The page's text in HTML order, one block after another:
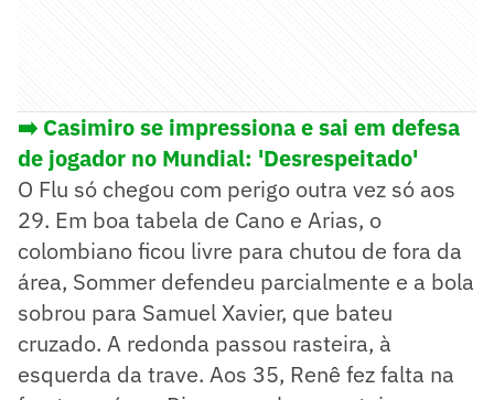
➡️ Casimiro se impressiona e sai em defesa
de jogador no Mundial: 'Desrespeitado'
O Flu só chegou com perigo outra vez só aos
29. Em boa tabela de Cano e Arias, o
colombiano ficou livre para chutou de fora da
área, Sommer defendeu parcialmente e a bola
sobrou para Samuel Xavier, que bateu
cruzado. A redonda passou rasteira, à
esquerda da trave. Aos 35, Renê fez falta na